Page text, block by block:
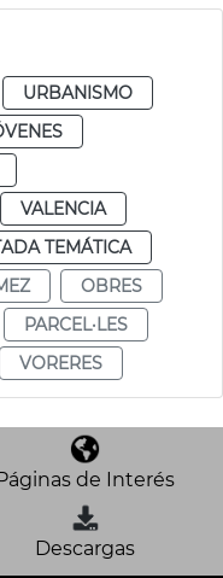
URBANISMO
VALENCIA
TEMÁTICA
OBRES
PARCEL·LES
VORERES
de Interés
Descargas